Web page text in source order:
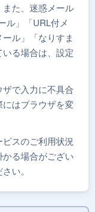
た、迷惑メール
ル」「URL付メ
ル」「なりすま
る場合は、設定
で入力に不具合
はブラウザを変
スのご利用状況
る場合がござい
い。